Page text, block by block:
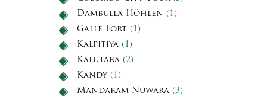
Dambulla Höhlen (1)
Galle Fort (1)
Kalpitiya (1)
Kalutara (2)
Kandy(1)
Mandaram Nuwara (3)